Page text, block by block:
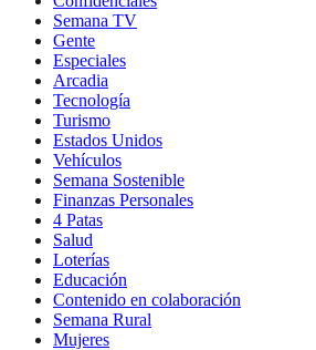
Semana TV
Gente
Especiales
Arcadia
Tecnología
Turismo
Estados Unidos
Vehículos
Semana Sostenible
Finanzas Personales
4 Patas
Salud
Loterías
Educación
Contenido en colaboración
Semana Rural
Mujeres